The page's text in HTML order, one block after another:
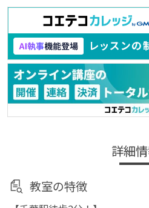
詳細
教室の特徴